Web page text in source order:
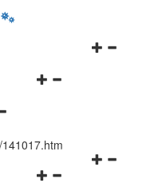
Navigationsmenü
/141017.htm
Navigationsmenü